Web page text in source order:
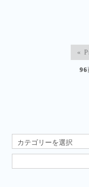
«
96